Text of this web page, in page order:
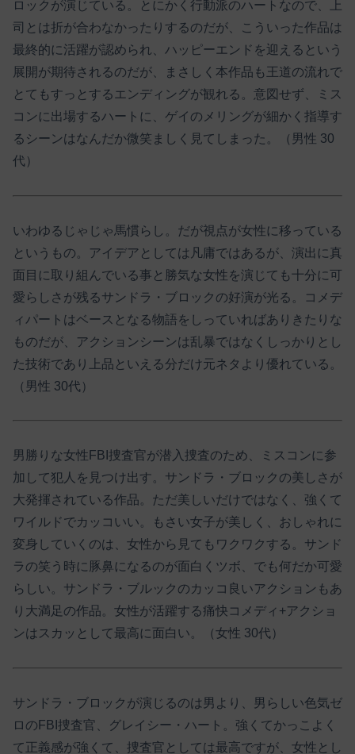
ロックが演じている。とにかく行動派のハートなので、上
司とは折が合わなかったりするのだが、こういった作品は
最終的に活躍が認められ、ハッピーエンドを迎えるという
展開が期待されるのだが、まさしく本作品も王道の流れで
とてもすっとするエンディングが観れる。意図せず、ミス
コンに出場するハートに、ゲイのメリングが細かく指導す
るシーンはなんだか微笑ましく見てしまった。（男性 30
代）
いわゆるじゃじゃ馬慣らし。だが視点が女性に移っている
というもの。アイデアとしては凡庸ではあるが、演出に真
面目に取り組んでいる事と勝気な女性を演じても十分に可
愛らしさが残るサンドラ・ブロックの好演が光る。コメデ
ィパートはベースとなる物語をしっていればありきたりな
ものだが、アクションシーンは乱暴ではなくしっかりとし
た技術であり上品といえる分だけ元ネタより優れている。
（男性 30代）
男勝りな女性FBI捜査官が潜入捜査のため、ミスコンに参
加して犯人を見つけ出す。サンドラ・ブロックの美しさが
大発揮されている作品。ただ美しいだけではなく、強くて
ワイルドでカッコいい。もさい女子が美しく、おしゃれに
変身していくのは、女性から見てもワクワクする。サンド
ラの笑う時に豚鼻になるのが面白くツボ、でも何だか可愛
らしい。サンドラ・ブルックのカッコ良いアクションもあ
り大満足の作品。女性が活躍する痛快コメディ+アクショ
ンはスカッとして最高に面白い。（女性 30代）
サンドラ・ブロックが演じるのは男より、男らしい色気ゼ
ロのFBI捜査官、グレイシー・ハート。強くてかっこよく
て正義感が強くて、捜査官としては最高ですが、女性とし